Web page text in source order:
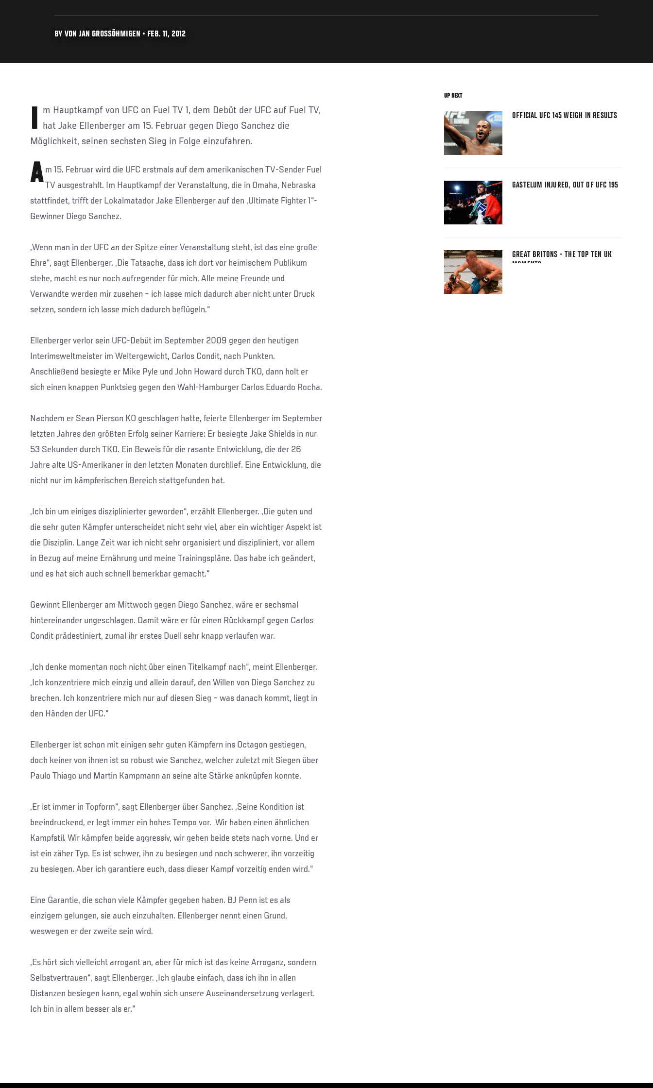
BY VON JAN GROSSÖHMIGEN • FEB. 11, 2012
Im Hauptkampf von UFC on Fuel TV 1, dem Debüt der UFC auf Fuel TV, hat Jake Ellenberger am 15. Februar gegen Diego Sanchez die
Möglichkeit, seinen sechsten Sieg in Folge einzufahren.
A m 15. Februar wird die UFC erstmals auf dem amerikanischen TV-Sender Fuel
TV ausgestrahlt. Im Hauptkampf der Veranstaltung, die in Omaha, Nebraska
stattfindet, trifft der Lokalmatador Jake Ellenberger auf den „Ultimate Fighter 1“-
Gewinner Diego Sanchez.
„Wenn man in der UFC an der Spitze einer Veranstaltung steht, ist das eine große
Ehre“, sagt Ellenberger. „Die Tatsache, dass ich dort vor heimischem Publikum
stehe, macht es nur noch aufregender für mich. Alle meine Freunde und
Verwandte werden mir zusehen – ich lasse mich dadurch aber nicht unter Druck
setzen, sondern ich lasse mich dadurch beflügeln.“
Ellenberger verlor sein UFC-Debüt im September 2009 gegen den heutigen
Interimsweltmeister im Weltergewicht, Carlos Condit, nach Punkten.
Anschließend besiegte er Mike Pyle und John Howard durch TKO, dann holt er
sich einen knappen Punktsieg gegen den Wahl-Hamburger Carlos Eduardo Rocha.
Nachdem er Sean Pierson KO geschlagen hatte, feierte Ellenberger im September
letzten Jahres den größten Erfolg seiner Karriere: Er besiegte Jake Shields in nur
53 Sekunden durch TKO. Ein Beweis für die rasante Entwicklung, die der 26
Jahre alte US-Amerikaner in den letzten Monaten durchlief. Eine Entwicklung, die
nicht nur im kämpferischen Bereich stattgefunden hat.
„Ich bin um einiges disziplinierter geworden“, erzählt Ellenberger. „Die guten und
die sehr guten Kämpfer unterscheidet nicht sehr viel, aber ein wichtiger Aspekt ist
die Disziplin. Lange Zeit war ich nicht sehr organisiert und diszipliniert, vor allem
in Bezug auf meine Ernährung und meine Trainingspläne. Das habe ich geändert,
und es hat sich auch schnell bemerkbar gemacht.“
Gewinnt Ellenberger am Mittwoch gegen Diego Sanchez, wäre er sechsmal
hintereinander ungeschlagen. Damit wäre er für einen Rückkampf gegen Carlos
Condit prädestiniert, zumal ihr erstes Duell sehr knapp verlaufen war.
„Ich denke momentan noch nicht über einen Titelkampf nach“, meint Ellenberger.
„Ich konzentriere mich einzig und allein darauf, den Willen von Diego Sanchez zu
brechen. Ich konzentriere mich nur auf diesen Sieg – was danach kommt, liegt in
den Händen der UFC.“
Ellenberger ist schon mit einigen sehr guten Kämpfern ins Octagon gestiegen,
doch keiner von ihnen ist so robust wie Sanchez, welcher zuletzt mit Siegen über
Paulo Thiago und Martin Kampmann an seine alte Stärke anknüpfen konnte.
„Er ist immer in Topform“, sagt Ellenberger über Sanchez. „Seine Kondition ist
beeindruckend, er legt immer ein hohes Tempo vor. Wir haben einen ähnlichen
Kampfstil. Wir kämpfen beide aggressiv, wir gehen beide stets nach vorne. Und er
ist ein zäher Typ. Es ist schwer, ihn zu besiegen und noch schwerer, ihn vorzeitig
zu besiegen. Aber ich garantiere euch, dass dieser Kampf vorzeitig enden wird.“
Eine Garantie, die schon viele Kämpfer gegeben haben. BJ Penn ist es als
einzigem gelungen, sie auch einzuhalten. Ellenberger nennt einen Grund,
weswegen er der zweite sein wird.
„Es hört sich vielleicht arrogant an, aber für mich ist das keine Arroganz, sondern
Selbstvertrauen“, sagt Ellenberger. „Ich glaube einfach, dass ich ihn in allen
Distanzen besiegen kann, egal wohin sich unsere Auseinandersetzung verlagert.
Ich bin in allem besser als er.“
UP NEXT
OFFICIAL UFC 145 WEIGH IN RESULTS
GASTELUM INJURED, OUT OF UFC 195
GREAT BRITONS - THE TOP TEN UK
MOMENTS